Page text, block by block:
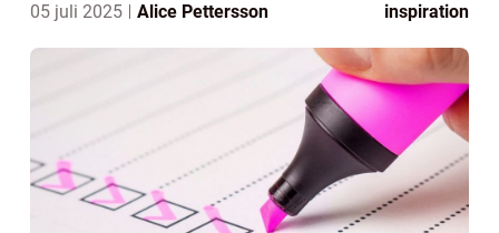
05 juli 2025 Alice Pettersson inspiration